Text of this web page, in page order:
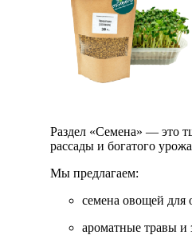
Раздел «Семена» — это
рассады и богатого
Мы предлагаем:
семена овощей для
ароматные травы и